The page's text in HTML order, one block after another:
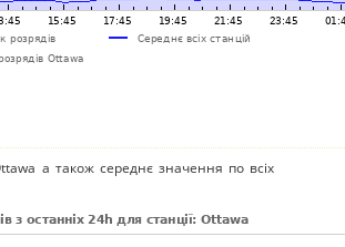
а також середнє значення по всіх